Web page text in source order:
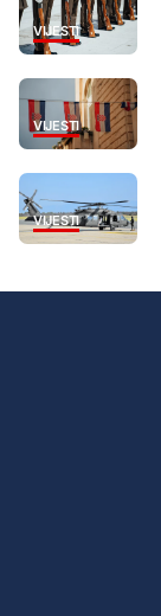
VIJESTI
VIJESTI
VIJESTI